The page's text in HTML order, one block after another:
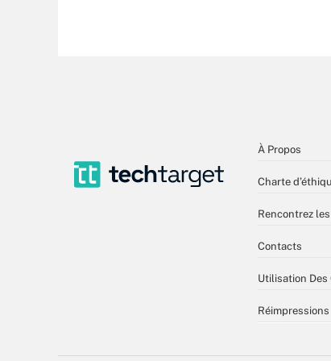
À Propos
Charte
Rencontrez
Contacts
Utilisation Des
Réimpressions